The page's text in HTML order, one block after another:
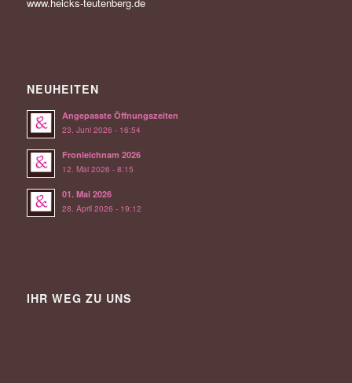
NEUHEITEN
Angepasste Öffnungszeiten
23. Juni 2026 - 16:54
Fronleichnam 2026
12. Mai 2026 - 8:15
01. Mai 2026
28. April 2026 - 19:12
IHR WEG ZU UNS